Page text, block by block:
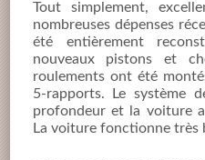
Tout simplement,
nombreuses dépenses
été entièrement
nouveaux pistons et
roulements ont été
5-rapports. Le système
profondeur et la voiture
La voiture fonctionne très